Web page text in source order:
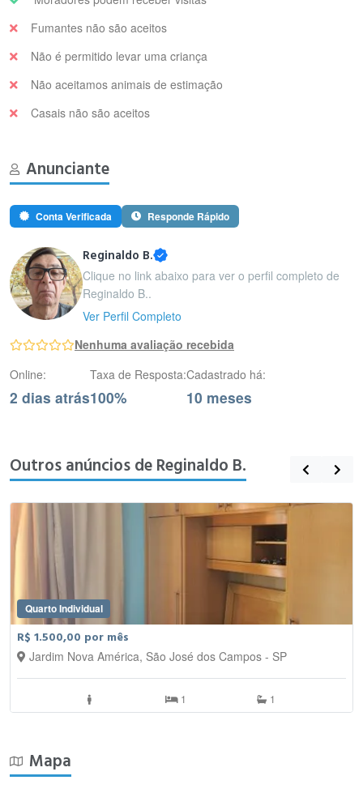
Fumantes não são aceitos
Não é permitido levar uma criança
Não aceitamos animais de estimação
Casais não são aceitos
Anunciante
Conta Verificada Responde Rápido
Reginaldo B.
Clique no link abaixo para ver o perfil completo de
Reginaldo B..
Ver Perfil Completo
Nenhuma avaliação recebida
Online:
2 dias atrás
Taxa de Resposta:
100%
Cadastrado há:
10 meses
Outros anúncios de Reginaldo B.
Quarto Individual
R$ 1.500,00 por mês
Jardim Nova América, São José dos Campos - SP
1 1
Mapa